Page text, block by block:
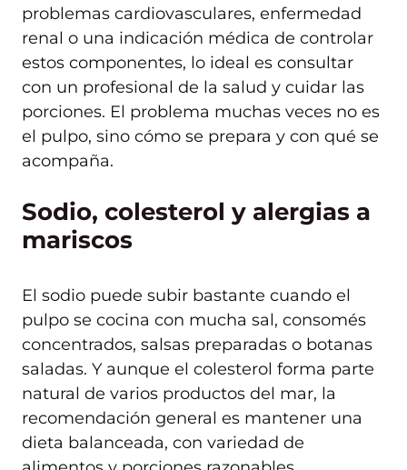
problemas cardiovasculares, enfermedad
renal o una indicación médica de controlar
estos componentes, lo ideal es consultar
con un profesional de la salud y cuidar las
porciones. El problema muchas veces no es
el pulpo, sino cómo se prepara y con qué se
acompaña.
Sodio, colesterol y alergias a
mariscos
El sodio puede subir bastante cuando el
pulpo se cocina con mucha sal, consomés
concentrados, salsas preparadas o botanas
saladas. Y aunque el colesterol forma parte
natural de varios productos del mar, la
recomendación general es mantener una
dieta balanceada, con variedad de